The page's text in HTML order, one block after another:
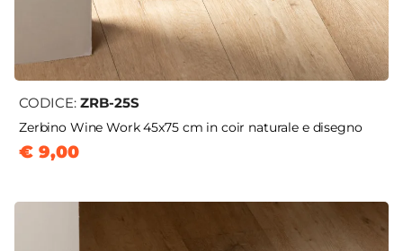
CODICE: ZRB-25S
Zerbino Wine Work 45x75 cm in coir naturale e disegno
€ 9,00